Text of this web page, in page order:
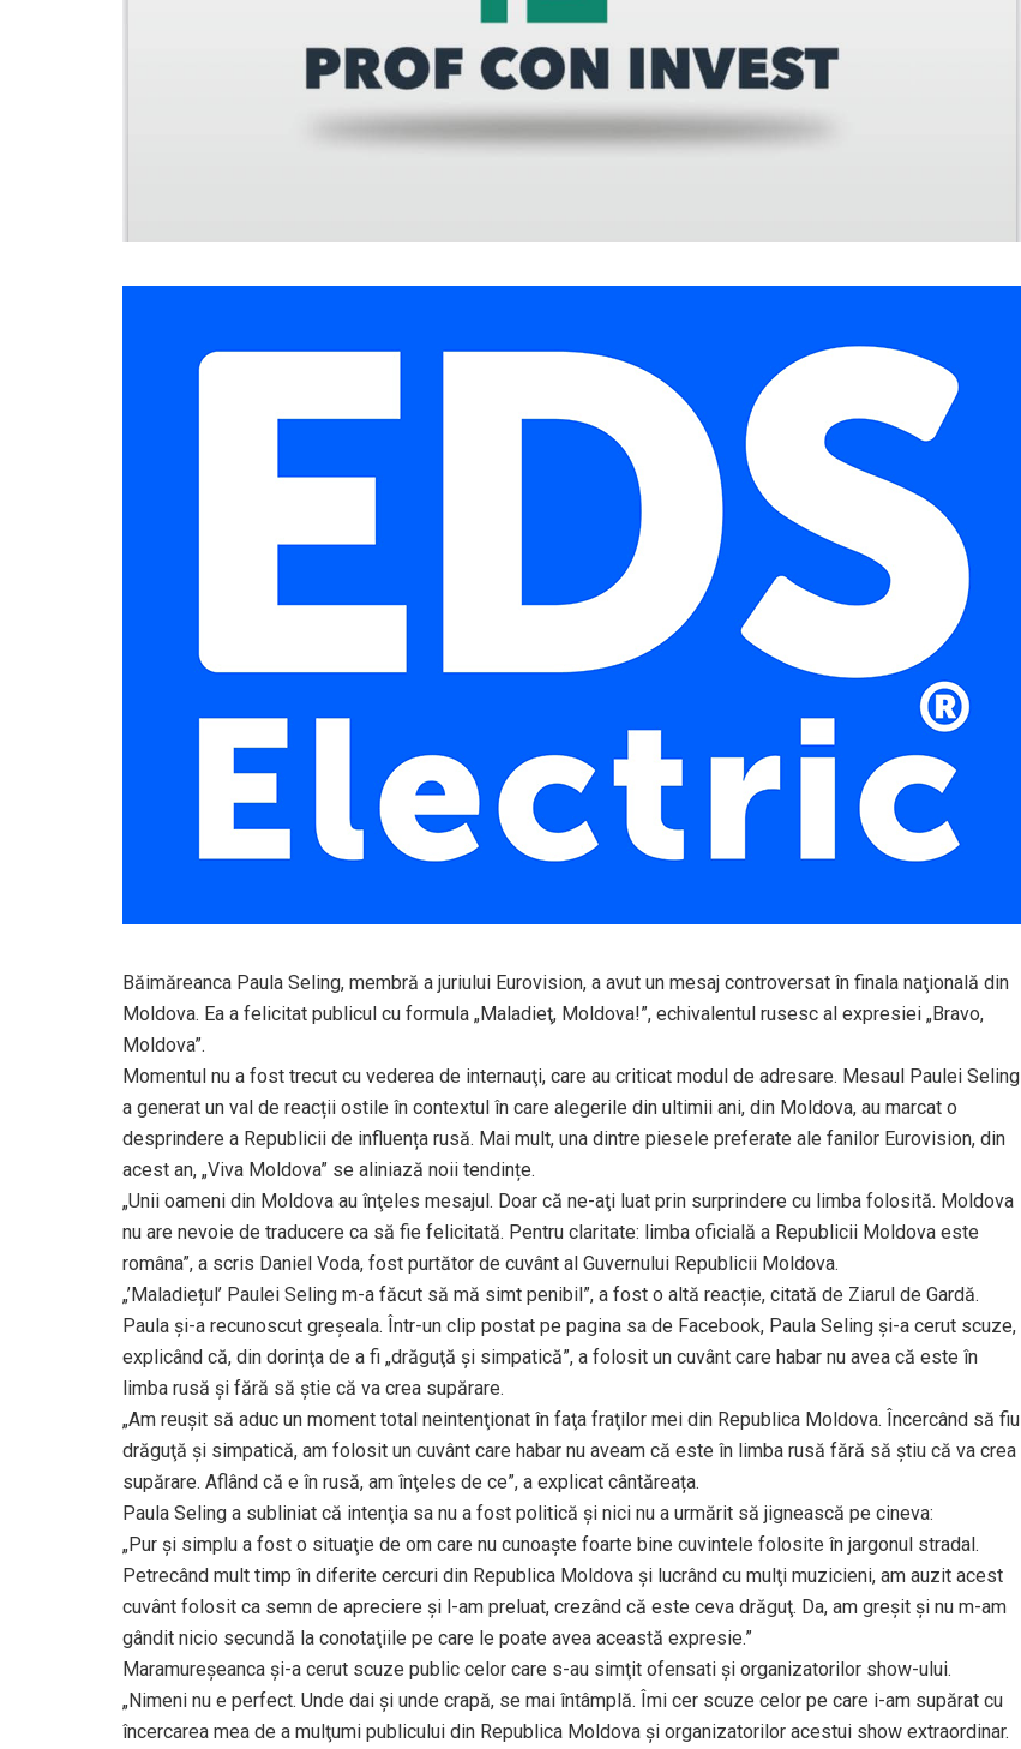
Băimăreanca Paula Seling, membră a juriului Eurovision, a avut un mesaj controversat în finala naţională din
Moldova. Ea a felicitat publicul cu formula „Maladieţ, Moldova!”, echivalentul rusesc al expresiei „Bravo,
Moldova”.
Momentul nu a fost trecut cu vederea de internauţi, care au criticat modul de adresare. Mesaul Paulei Seling
a generat un val de reacții ostile în contextul în care alegerile din ultimii ani, din Moldova, au marcat o
desprindere a Republicii de influența rusă. Mai mult, una dintre piesele preferate ale fanilor Eurovision, din
acest an, „Viva Moldova” se aliniază noii tendințe.
„Unii oameni din Moldova au înţeles mesajul. Doar că ne-aţi luat prin surprindere cu limba folosită. Moldova
nu are nevoie de traducere ca să fie felicitată. Pentru claritate: limba oficială a Republicii Moldova este
româna”, a scris Daniel Voda, fost purtător de cuvânt al Guvernului Republicii Moldova.
„’Maladiețul’ Paulei Seling m-a făcut să mă simt penibil”, a fost o altă reacție, citată de Ziarul de Gardă.
Paula și-a recunoscut greșeala. Într-un clip postat pe pagina sa de Facebook, Paula Seling şi-a cerut scuze,
explicând că, din dorinţa de a fi „drăguţă şi simpatică”, a folosit un cuvânt care habar nu avea că este în
limba rusă şi fără să ştie că va crea supărare.
„Am reuşit să aduc un moment total neintenţionat în faţa fraţilor mei din Republica Moldova. Încercând să fiu
drăguţă şi simpatică, am folosit un cuvânt care habar nu aveam că este în limba rusă fără să ştiu că va crea
supărare. Aflând că e în rusă, am înţeles de ce”, a explicat cântăreața.
Paula Seling a subliniat că intenţia sa nu a fost politică şi nici nu a urmărit să jignească pe cineva:
„Pur şi simplu a fost o situaţie de om care nu cunoaşte foarte bine cuvintele folosite în jargonul stradal.
Petrecând mult timp în diferite cercuri din Republica Moldova şi lucrând cu mulţi muzicieni, am auzit acest
cuvânt folosit ca semn de apreciere şi l-am preluat, crezând că este ceva drăguţ. Da, am greşit şi nu m-am
gândit nicio secundă la conotaţiile pe care le poate avea această expresie.”
Maramureșeanca şi-a cerut scuze public celor care s-au simţit ofensati şi organizatorilor show-ului.
„Nimeni nu e perfect. Unde dai şi unde crapă, se mai întâmplă. Îmi cer scuze celor pe care i-am supărat cu
încercarea mea de a mulţumi publicului din Republica Moldova şi organizatorilor acestui show extraordinar.